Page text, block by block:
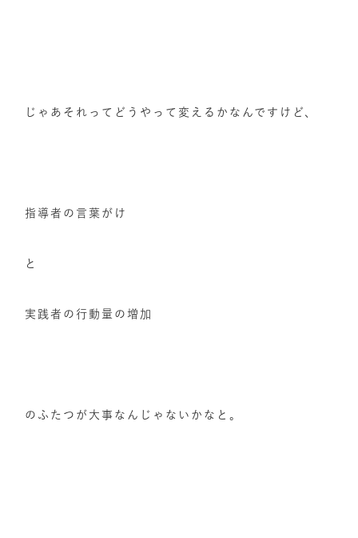
じゃあそれってどうやって変えるかなんですけど、
指導者の言葉がけ
と
実践者の行動量の増加
のふたつが大事なんじゃないかなと。